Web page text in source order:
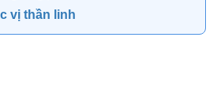
vị thần linh